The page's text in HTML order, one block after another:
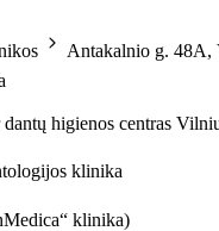
Antakalnio g. 48A,
higienos centras
klinika
klinika)